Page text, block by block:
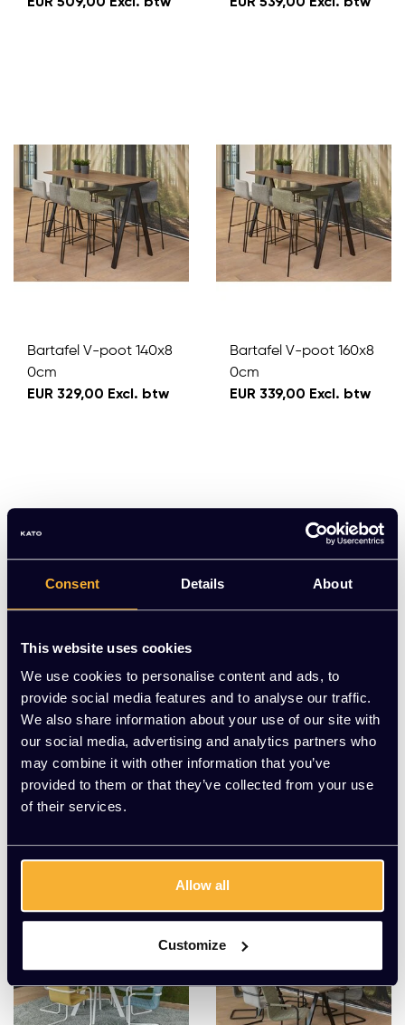
Consent Details About
This website uses cookies
We use cookies to personalise content and ads, to
provide social media features and to analyse our traffic.
We also share information about your use of our site with
our social media, advertising and analytics partners who
may combine it with other information that you’ve
provided to them or that they’ve collected from your use
of their services.
Allow all
Customize
EUR 509,00 Excl. btw
EUR 539,00 Excl. btw
Bartafel V-poot 140x8
0cm
EUR 329,00 Excl. btw
Bartafel V-poot 160x8
0cm
EUR 339,00 Excl. btw
Solid Vergadertafel De
ens Ovaal
EUR 565,00 Excl. btw
Vergadertafel Deens
Ovaal
EUR 499,00 Excl. btw